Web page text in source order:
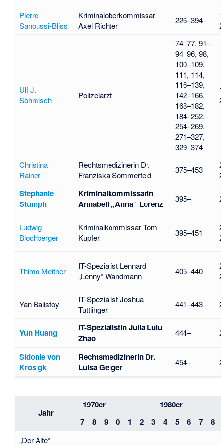
Pierre
Sanoussi-Bliss
Kriminaloberkommissar
Axel Richter
226–394
Ulf J.
Söhmisch
Polizeiarzt
74, 77, 91–
94, 96, 98,
100–109,
111, 114,
116–139,
142–166,
168–182,
184–252,
254–269,
271–327,
329–374
Christina
Rainer
Rechtsmedizinerin Dr.
Franziska Sommerfeld
375–453
Stephanie
Stumph
Kriminalkommissarin
Annabell „Anna“ Lorenz
395–
Ludwig
Blochberger
Kriminalkommissar Tom
Kupfer
395–451
Thimo Meitner
IT-Spezialist Lennard
„Lenny“ Wandmann
405–440
Yan Balistoy
IT-Spezialist Joshua
Tuttlinger
441–443
Yun Huang
IT-Spezialistin Julia Lulu
Zhao
444–
Sidonie von
Krosigk
Rechtsmedizinerin Dr.
Luisa Geiger
454–
Jahr
1970er
1980er
7
8 9 0 1 2 3 4 5 6 7 8
„Der Alte“